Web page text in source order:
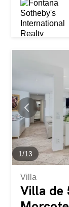
du lac, tandis
accessible en
construite en
matériaux de
offre une
niveaux sur
on peut citer
cheminée,
accès direct
bien-être avec
1/13
Villa
Villa de